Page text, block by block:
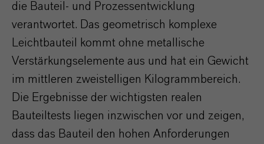
die Bauteil- und Prozessentwicklung
verantwortet. Das geometrisch komplexe
Leichtbauteil kommt ohne metallische
Verstärkungselemente aus und hat ein Gewicht
im mittleren zweistelligen Kilogrammbereich.
Die Ergebnisse der wichtigsten realen
Bauteiltests liegen inzwischen vor und zeigen,
dass das Bauteil den hohen Anforderungen